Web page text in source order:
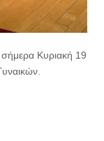
Κυριακή 19